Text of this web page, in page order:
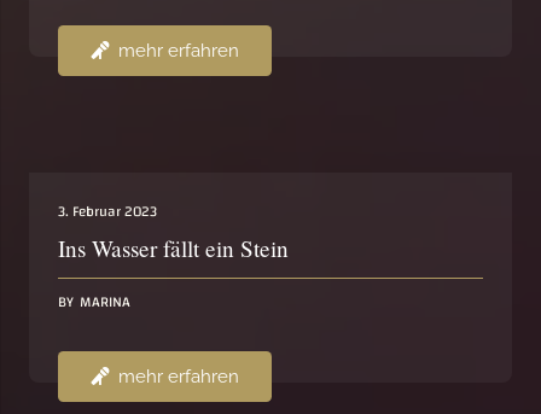
mehr erfahren
3. Februar 2023
Ins Wasser fällt ein Stein
BY MARINA
mehr erfahren